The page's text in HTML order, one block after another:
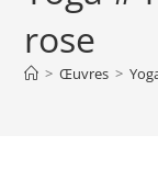
rose
> Œuvres >